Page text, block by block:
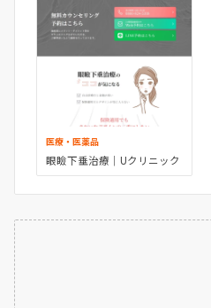
医療・医薬品
眼瞼下垂治療｜Uクリニック